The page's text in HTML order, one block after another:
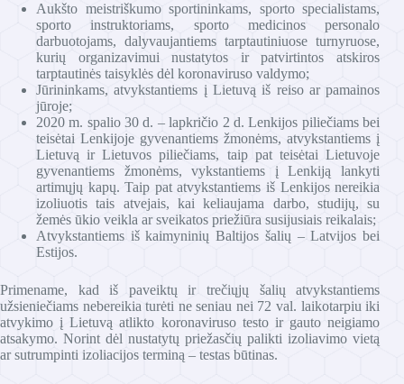
Aukšto meistriškumo sportininkams, sporto specialistams,
sporto instruktoriams, sporto medicinos personalo
darbuotojams, dalyvaujantiems tarptautiniuose turnyruose,
kurių organizavimui nustatytos ir patvirtintos atskiros
tarptautinės taisyklės dėl koronaviruso valdymo;
Jūrininkams, atvykstantiems į Lietuvą iš reiso ar pamainos
jūroje;
2020 m. spalio 30 d. – lapkričio 2 d. Lenkijos piliečiams bei
teisėtai Lenkijoje gyvenantiems žmonėms, atvykstantiems į
Lietuvą ir Lietuvos piliečiams, taip pat teisėtai Lietuvoje
gyvenantiems žmonėms, vykstantiems į Lenkiją lankyti
artimųjų kapų. Taip pat atvykstantiems iš Lenkijos nereikia
izoliuotis tais atvejais, kai keliaujama darbo, studijų, su
žemės ūkio veikla ar sveikatos priežiūra susijusiais reikalais;
Atvykstantiems iš kaimyninių Baltijos šalių – Latvijos bei
Estijos.
Primename, kad iš paveiktų ir trečiųjų šalių atvykstantiems
užsieniečiams nebereikia turėti ne seniau nei 72 val. laikotarpiu iki
atvykimo į Lietuvą atlikto koronaviruso testo ir gauto neigiamo
atsakymo. Norint dėl nustatytų priežasčių palikti izoliavimo vietą
ar sutrumpinti izoliacijos terminą – testas būtinas.